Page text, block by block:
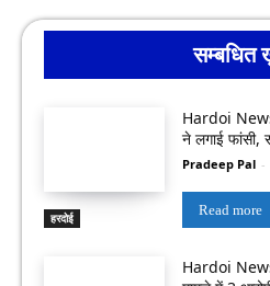
सम्बधित
हरदोई
Hardoi
ने लगाई फांसी,
Pradeep Pal -
Read more
Hardoi